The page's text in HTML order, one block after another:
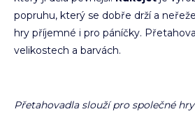
popruhu, který se dobře drží a
hry příjemné i pro páníčky.
velikostech a barvách.
Přetahovadla slouží pro společné